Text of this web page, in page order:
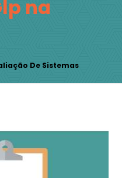
na
De Sistemas